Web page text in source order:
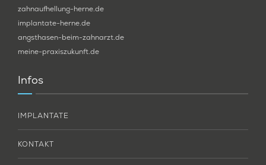
zahnaufhellung-herne.de
implantate-herne.de
angsthasen-beim-zahnarzt.de
meine-praxiszukunft.de
Infos
IMPLANTATE
KONTAKT